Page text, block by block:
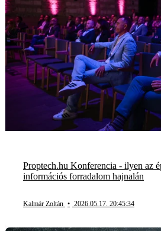
Proptech.hu Konferencia - ilyen az
információs forradalom hajnalán
Kalmár Zoltán • 2026.05.17. 20:45:34